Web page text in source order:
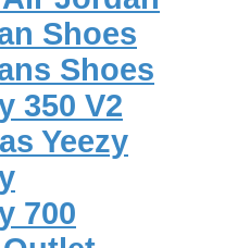
Shoes
Shoes
350 V2
Yeezy
700